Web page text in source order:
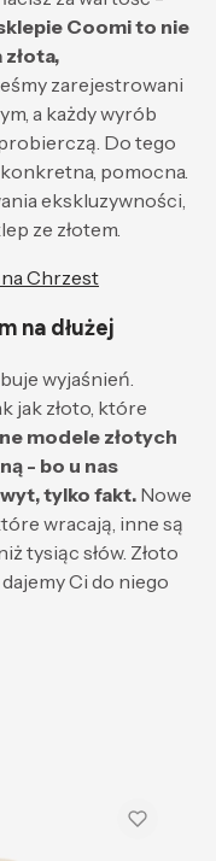
Coomi to nie
zarejestrowani
a każdy wyrób
Do tego
pomocna.
ekskluzywności,
ze złotem.
Chrzest
na dłużej
wyjaśnień.
jak złoto, które
modele złotych
- bo u nas
tylko fakt. Nowe
wracają, inne są
tysiąc słów. Złoto
Ci do niego